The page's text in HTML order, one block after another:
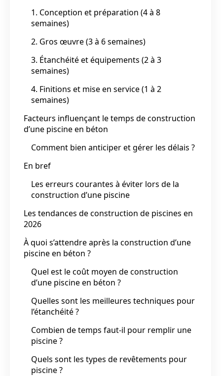
1. Conception et préparation (4 à 8
semaines)
2. Gros œuvre (3 à 6 semaines)
3. Étanchéité et équipements (2 à 3
semaines)
4. Finitions et mise en service (1 à 2
semaines)
Facteurs influençant le temps de construction
d’une piscine en béton
Comment bien anticiper et gérer les délais ?
En bref
Les erreurs courantes à éviter lors de la
construction d’une piscine
Les tendances de construction de piscines en
2026
À quoi s’attendre après la construction d’une
piscine en béton ?
Quel est le coût moyen de construction
d’une piscine en béton ?
Quelles sont les meilleures techniques pour
l’étanchéité ?
Combien de temps faut-il pour remplir une
piscine ?
Quels sont les types de revêtements pour
piscine ?